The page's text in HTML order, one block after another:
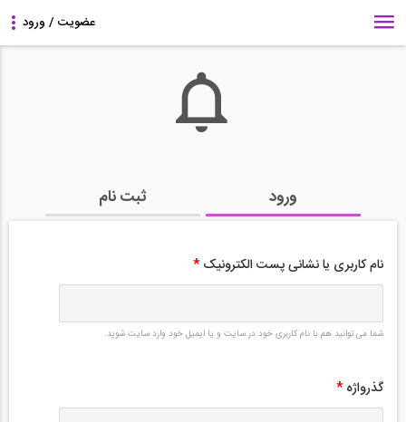
ورود ثبت نام
نام کاربری یا نشانی پست الکترونیک *
شما می توانید هم با نام کاربری خود در سایت و یا ایمیل خود وارد سایت شوید.
گذرواژه *